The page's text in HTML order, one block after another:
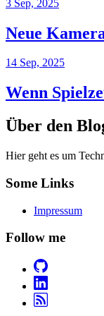
3 Sep, 2025
Neue
14 Sep, 2025
Wenn
Über den
Hier geht es um
Some Links
Impressum
Follow me